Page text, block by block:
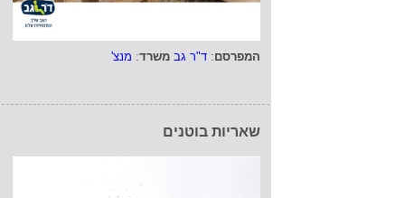
המפרסם: ד"ר גב משרד: מנצ'
שאריות בוטנים